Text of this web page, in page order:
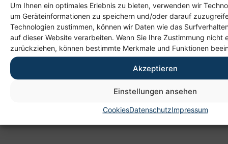
Um Ihnen ein optimales Erlebnis zu bieten, verwenden wir
um Geräteinformationen zu speichern und/oder darauf
Technologien zustimmen, können wir Daten wie das
auf dieser Website verarbeiten. Wenn Sie Ihre Zustimmung nicht
zurückziehen, können bestimmte Merkmale und Funktionen
Akzeptieren
Einstellungen ansehen
CookiesDatenschutzImpressum
Heim gemeinnützige GmbH
Lichtenauer Weg 1
09114 Chemnitz